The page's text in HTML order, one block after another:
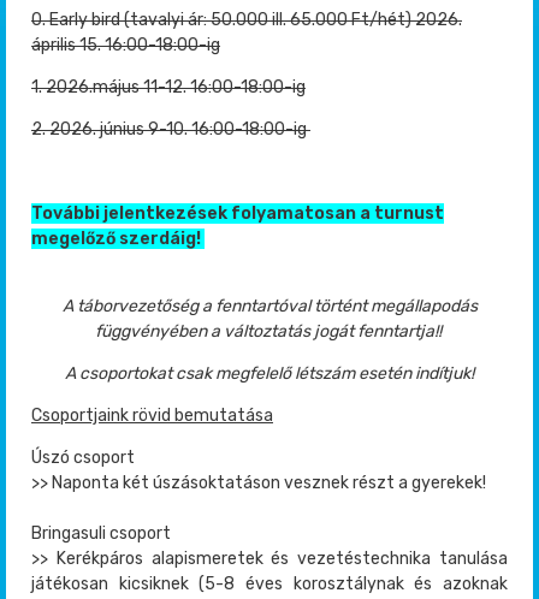
0. Early bird (tavalyi ár: 50.000 ill. 65.000 Ft/hét) 2026.
április 15. 16:00-18:00-ig
1. 2026.május 11-12. 16:00-18:00-ig
2. 2026. június 9-10. 16:00-18:00-ig
További jelentkezések folyamatosan a turnust
megelőző szerdáig!
A táborvezetőség a fenntartóval történt megállapodás
függvényében a változtatás jogát fenntartja!!
A csoportokat csak megfelelő létszám esetén indítjuk!
Csoportjaink rövid bemutatása
Úszó csoport
>> Naponta két úszásoktatáson vesznek részt a gyerekek!
Bringasuli csoport
>> Kerékpáros alapismeretek és vezetéstechnika tanulása
játékosan kicsiknek (5-8 éves korosztálynak és azoknak